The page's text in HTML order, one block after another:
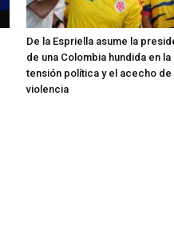
De la Espriella asume la
de una Colombia hundida en la
tensión política y el acecho de
violencia